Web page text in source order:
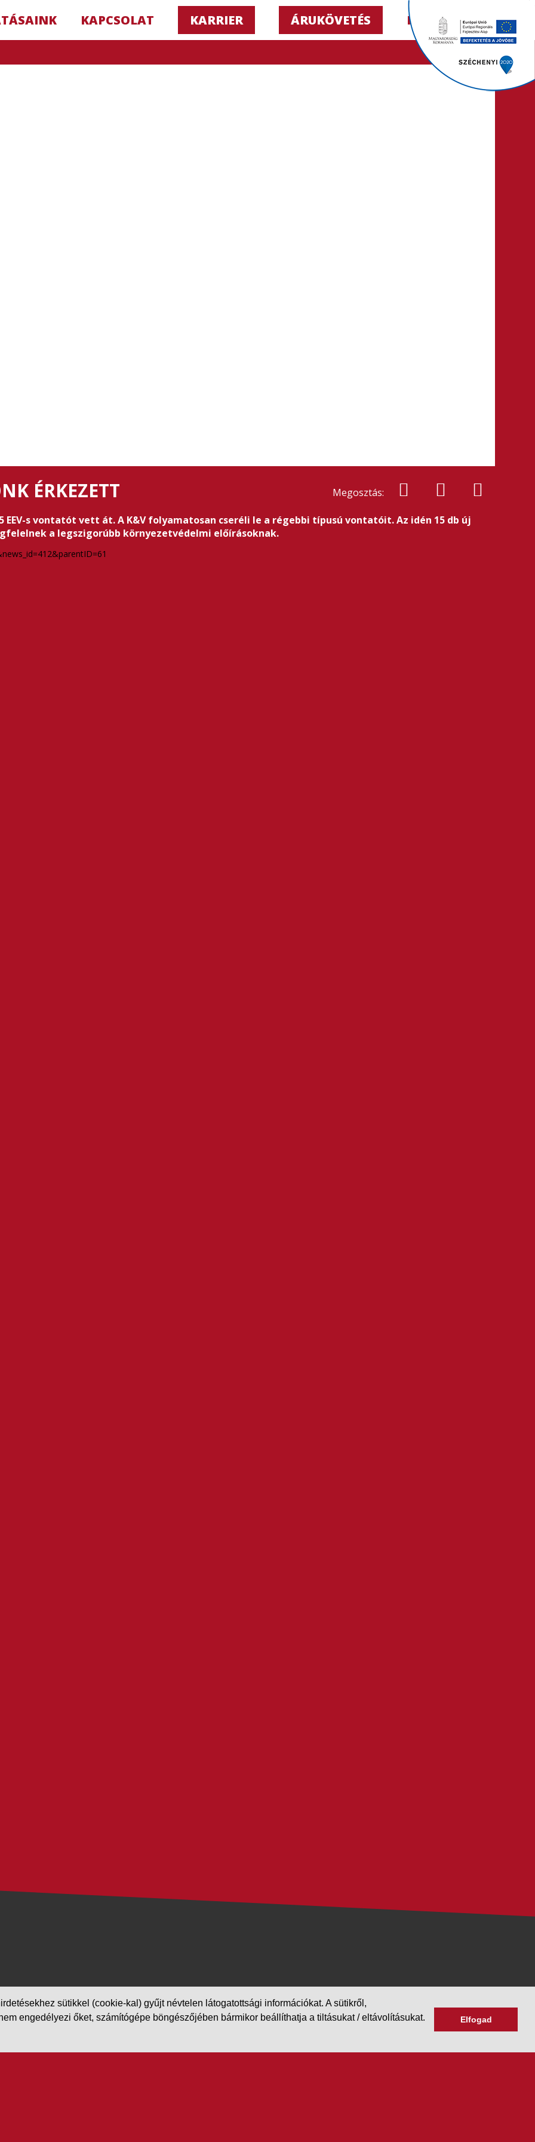
sütikkel (cookie-kal) gyűjt névtelen látogatottsági információkat. A sütikről,
engedélyezi őket, számítógépe böngészőjében bármikor beállíthatja a tiltásukat / eltávolításukat.
Elfogad
KAPCSOLAT KARRIER ÁRUKÖVETÉS HU ▼
Megosztás:
ÉRKEZETT
EEV-s vontatót vett át. A K&V folyamatosan cseréli le a régebbi típusú vontatóit. Az idén 15 db új
a legszigorúbb környezetvédelmi előírásoknak.